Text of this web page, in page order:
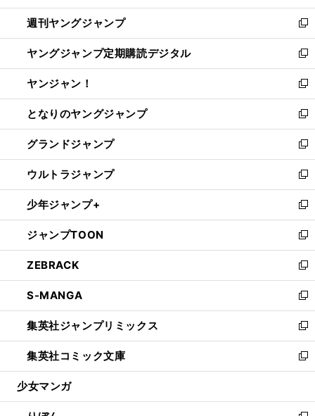
開
く
ウ
で
開
く
ン
ド
ウ
で
開
く
ウ
ィ
ン
ド
ウ
で
開
く
週刊ヤングジャンプ
新
し
い
ウ
ィ
ン
ド
ウ
で
開
く
ヤングジャンプ定期購読デジタル
新
し
い
ウ
ィ
ン
ド
ウ
で
開
く
ヤンジャン！
新
し
い
ウ
ィ
ン
ド
ウ
で
開
く
となりのヤングジャンプ
新
し
い
ウ
ィ
ン
ド
ウ
で
開
く
グランドジャンプ
新
し
い
ウ
ィ
ン
ド
ウ
で
開
く
ウルトラジャンプ
新
し
い
ウ
ィ
ン
ド
ウ
で
開
く
少年ジャンプ+
新
し
い
ウ
ィ
ン
ド
ウ
で
開
く
ジャンプTOON
新
し
い
ウ
ィ
ン
ド
ウ
で
開
ZEBRACK
新
し
い
ウ
ィ
ン
ド
ウ
開
S-MANGA
新
し
い
ウ
ィ
ン
ウ
集英社ジャンプリミックス
新
し
い
ウ
ン
集英社コミック文庫
新
し
ウ
少女マンガ